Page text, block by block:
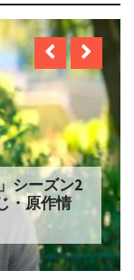
シーズン2
・原作情